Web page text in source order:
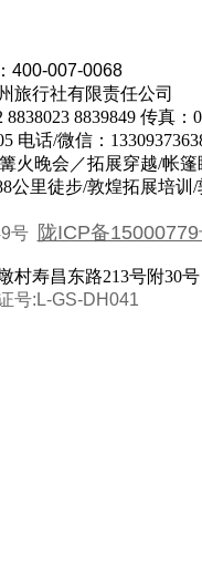
400-007-0068
旅行社有限责任公司
8839849 传真：
电话/微信：
火晚会／拓展穿越/帐
里徒步/敦煌拓展培训
号 陇ICP备
村寿昌东路213号附30号
号:L-GS-DH041